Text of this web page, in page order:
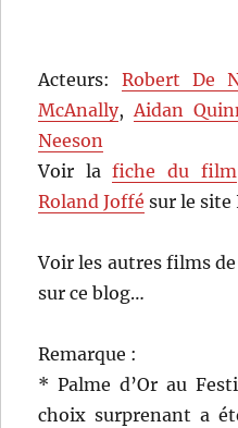
Acteurs:Robert De
McAnally,Aidan
Neeson
Voir lafiche du film
Roland Joffé sur le site
Voir les autres films
sur ce blog…
Remarque :
* Palme d’Or au
choix surprenant a